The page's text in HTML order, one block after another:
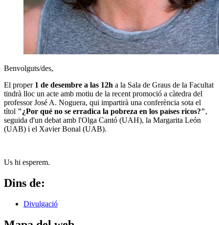
Benvolguts/des,
El proper 1 de desembre a las 12h a la Sala de Graus de la Facultat
tindrà lloc un acte amb motiu de la recent promoció a càtedra del
professor José A. Noguera, qui impartirà una conferència sota el
títol "¿Por qué no se erradica la pobreza en los países ricos?",
seguida d'un debat amb l'Olga Cantó (UAH), la Margarita León
(UAB) i el Xavier Bonal (UAB).
Us hi esperem.
Dins de:
Divulgació